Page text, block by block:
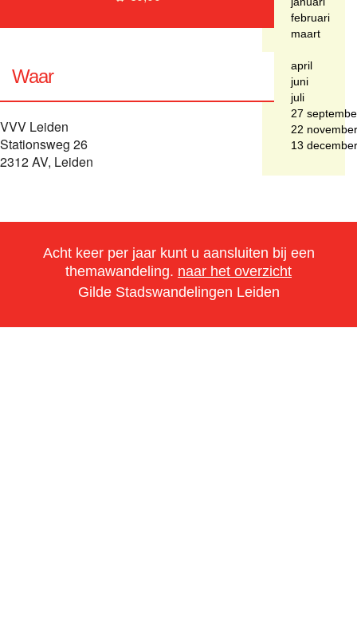
Waar
VVV Leiden
Stationsweg 26
2312 AV, Leiden
februari
maart
april
juni
juli
27
22 november
13 december
Acht keer per jaar kunt u aansluiten bij een
themawandeling. naar het overzicht
Gilde Stadswandelingen Leiden